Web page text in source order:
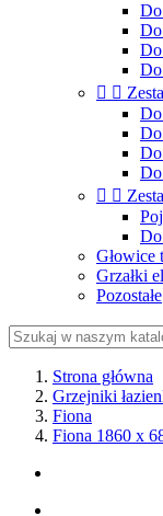
Do
Do
 
Do
Do
 
Głowice
Grzałki
Pozostałe
Strona główna
Grzejniki
Fiona
Fiona 1860 x